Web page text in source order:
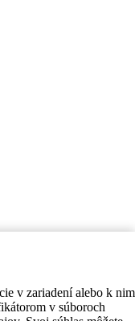
v zariadení alebo k nim
v súboroch